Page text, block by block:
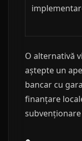
O alternativă
aștepte un
bancar cu
finanțare